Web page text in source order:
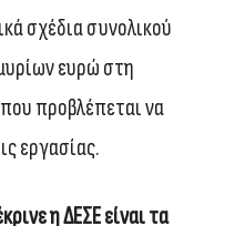
σχέδια συνολικού
ευρώ στη
προβλέπεται να
εργασίας.
η ΔΕΣΕ είναι τα